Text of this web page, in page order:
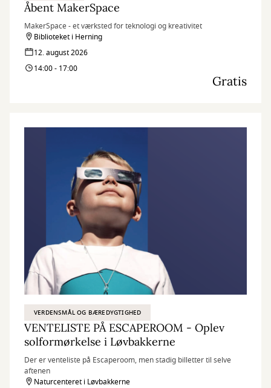
Åbent MakerSpace
MakerSpace - et værksted for teknologi og kreativitet
Biblioteket i Herning
12. august 2026
14:00 - 17:00
Gratis
VERDENSMÅL OG BÆREDYGTIGHED
VENTELISTE PÅ ESCAPEROOM - Oplev
solformørkelse i Løvbakkerne
Der er venteliste på Escaperoom, men stadig billetter til selve
aftenen
Naturcenteret i Løvbakkerne